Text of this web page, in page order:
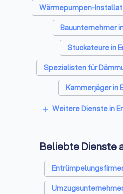
Wärmepumpen-
Bauunternehmer
Stuckateure in
Spezialisten für
Kammerjäger in
Sanitärinstallateure
Fliesenleger in
Fensterbauer in
add Weitere Dienste in
Beliebte Dienste